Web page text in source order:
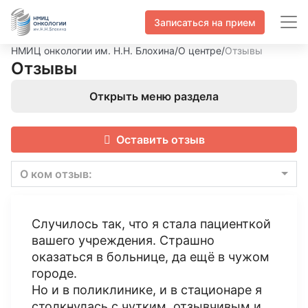
Записаться на прием
НМИЦ онкологии им. Н.Н. Блохина/О центре/Отзывы
Отзывы
Открыть меню раздела
Оставить отзыв
О ком отзыв:
Случилось так, что я стала пациенткой
вашего учреждения. Страшно
оказаться в больнице, да ещё в чужом
городе.
Но и в поликлинике, и в стационаре я